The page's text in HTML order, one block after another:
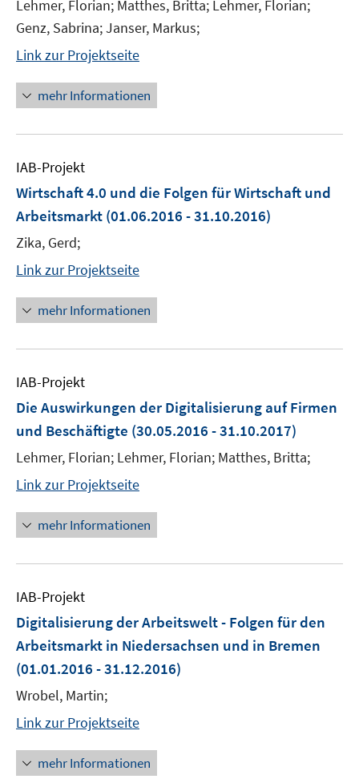
Lehmer, Florian; Matthes, Britta; Lehmer, Florian;
Genz, Sabrina; Janser, Markus;
Link zur Projektseite
mehr Informationen
IAB-Projekt
Wirtschaft 4.0 und die Folgen für Wirtschaft und
Arbeitsmarkt (01.06.2016 - 31.10.2016)
Zika, Gerd;
Link zur Projektseite
mehr Informationen
IAB-Projekt
Die Auswirkungen der Digitalisierung auf Firmen
und Beschäftigte (30.05.2016 - 31.10.2017)
Lehmer, Florian; Lehmer, Florian; Matthes, Britta;
Link zur Projektseite
mehr Informationen
IAB-Projekt
Digitalisierung der Arbeitswelt - Folgen für den
Arbeitsmarkt in Niedersachsen und in Bremen
(01.01.2016 - 31.12.2016)
Wrobel, Martin;
Link zur Projektseite
mehr Informationen